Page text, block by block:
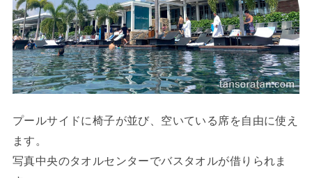
プールサイドに椅子が並び、空いている席を自由に使え
ます。
写真中央のタオルセンターでバスタオルが借りられま